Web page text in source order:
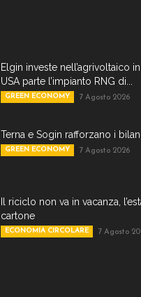
Elgin investe nell’agrivoltaico
USA parte l’impianto RNG di...
GREEN ECONOMY 7 Agosto 2026
Terna e Sogin rafforzano i
GREEN ECONOMY 7 Agosto 2026
Il riciclo non va in vacanza,
cartone
ECONOMIA CIRCOLARE 7 Agosto